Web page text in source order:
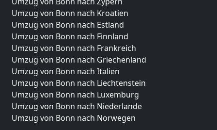
Umzug von Bonn nach Kroatien
Umzug von Bonn nach Estland
Umzug von Bonn nach Finnland
Umzug von Bonn nach Frankreich
Umzug von Bonn nach Griechenland
Umzug von Bonn nach Italien
Umzug von Bonn nach Liechtenstein
Umzug von Bonn nach Luxemburg
Umzug von Bonn nach Niederlande
Umzug von Bonn nach Norwegen